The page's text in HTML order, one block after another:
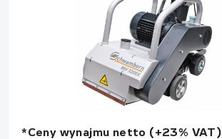
*Ceny wynajmu netto (+23% VAT)